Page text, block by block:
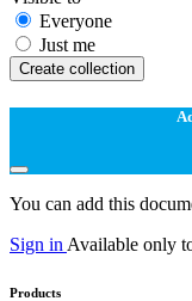
Everyone
Just me
Create collection
You can add this
Sign in Available only
Products